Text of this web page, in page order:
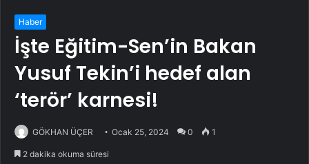
Haber
İşte Eğitim-Sen’in Bakan
Yusuf Tekin’i hedef alan
‘terör’ karnesi!
GÖKHAN ÜÇER Ocak 25, 2024 0 1
2 dakika okuma süresi